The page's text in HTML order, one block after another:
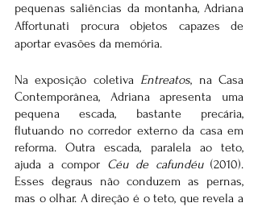
pequenas saliências da montanha, Adriana
Affortunati procura objetos capazes de
aportar evasões da memória.
Na exposição coletiva Entreatos, na Casa
Contemporânea, Adriana apresenta uma
pequena escada, bastante precária,
flutuando no corredor externo da casa em
reforma. Outra escada, paralela ao teto,
ajuda a compor Céu de cafundéu (2010).
Esses degraus não conduzem as pernas,
mas o olhar. A direção é o teto, que revela a